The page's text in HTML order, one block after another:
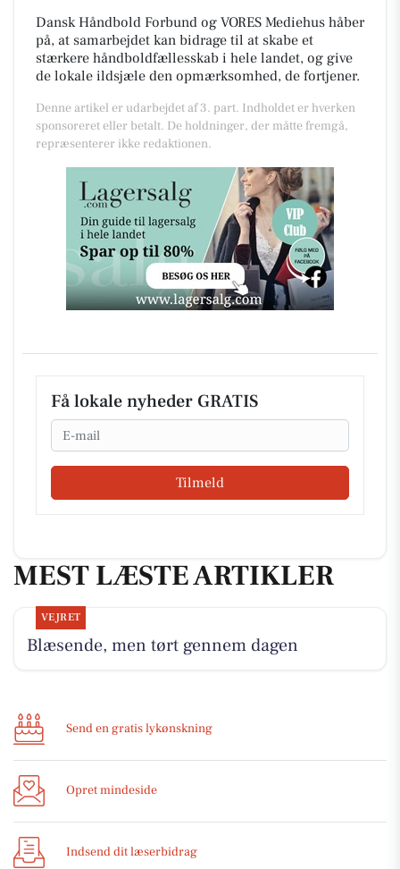
Dansk Håndbold Forbund og VORES Mediehus håber
på, at samarbejdet kan bidrage til at skabe et
stærkere håndboldfællesskab i hele landet, og give
de lokale ildsjæle den opmærksomhed, de fortjener.
Denne artikel er udarbejdet af 3. part. Indholdet er hverken
sponsoreret eller betalt. De holdninger, der måtte fremgå,
repræsenterer ikke redaktionen.
Få lokale nyheder GRATIS
Email
Tilmeld
MEST LÆSTE ARTIKLER
VEJRET
Blæsende, men tørt gennem dagen
Send en gratis lykønskning
Opret mindeside
Indsend dit læserbidrag